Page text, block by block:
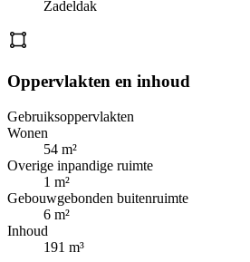
Zadeldak
Oppervlakten en inhoud
Gebruiksoppervlakten
Wonen
54 m²
Overige inpandige ruimte
1 m²
Gebouwgebonden buitenruimte
6 m²
Inhoud
191 m³